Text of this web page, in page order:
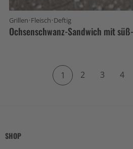
Grillen·Fleisch·Deftig
Ochsenschwanz-Sandwich mit
1 2 3 4
SHOP